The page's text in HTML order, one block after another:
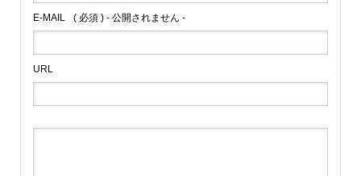
E-MAIL ( 必須 ) - 公開されません -
URL